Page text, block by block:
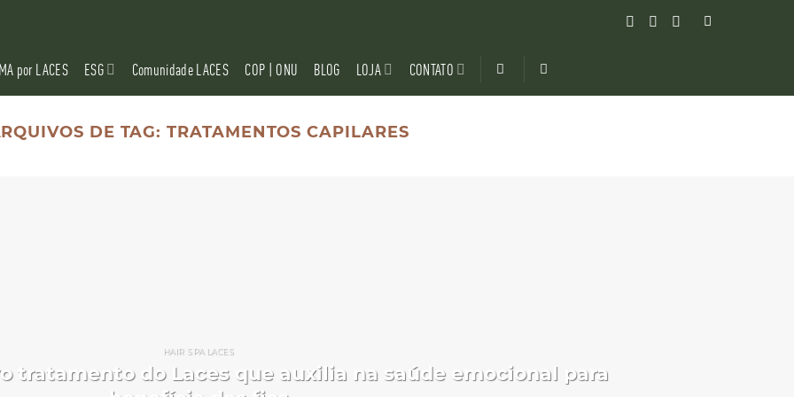
por LACES ESG Comunidade LACES COP | ONU BLOG LOJA CONTATO
DE TAG:TRATAMENTOS CAPILARES
HAIR SPA LACES
tratamento do Laces que auxilia na saúde emocional para